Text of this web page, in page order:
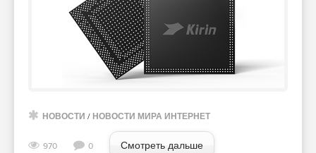
НОВОСТИ / НОВОСТИ МИРА ИНТЕРНЕТ
970 0 Смотреть дальше